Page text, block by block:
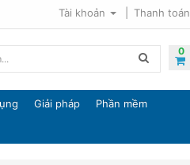
Tài khoản Thanh toán
0
Giải pháp Phần mềm